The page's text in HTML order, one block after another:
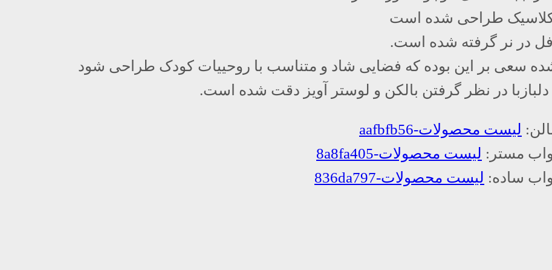
طراحی شده است
در نر گرفته شده است.
شده سعی بر این بوده که فضایی شاد و متناسب با روحییات کودک طراحی شود
در نظر گرفتن بالکن و لوستر آویز دقت شده است.
لیست محصولات-aafbfb56
لیست محصولات-8a8fa405
لیست محصولات-836da797